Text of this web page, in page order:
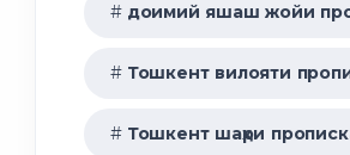
доимий яшаш жойи
Тошкент вилояти
Тошкент шаҳри